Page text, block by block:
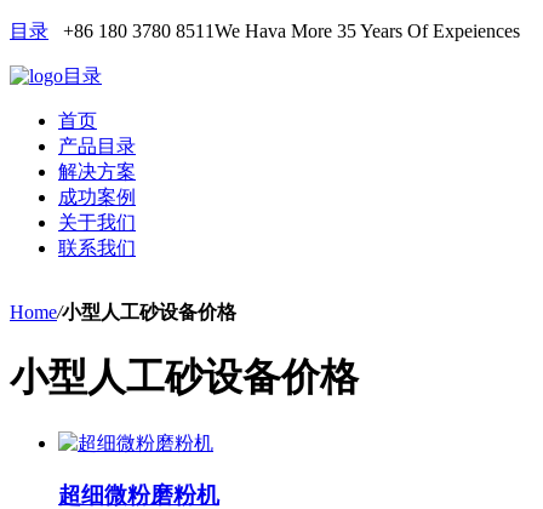
目录 +86 180 3780 8511We Hava More 35 Years Of Expeiences
目录
首页
产品目录
解决方案
成功案例
关于我们
联系我们
Home/小型人工砂设备价格
小型人工砂设备价格
超细微粉磨粉机